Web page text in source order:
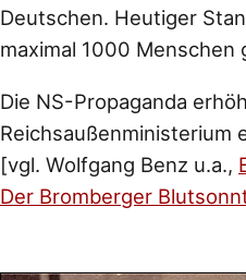
Deutschen. Heutiger
maximal 1000
Die NS-Propaganda
Reichsaußenministerium
[vgl. Wolfgang Benz u.a.,
Der Bromberger